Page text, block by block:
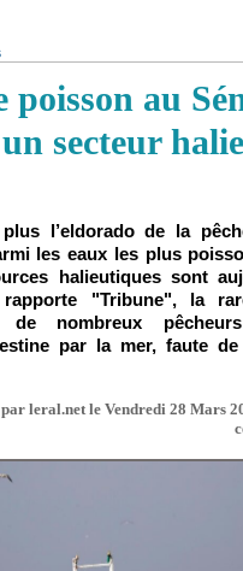
poisson au
secteur
l’eldorado de la
les eaux les plus
halieutiques sont
"Tribune", la
de nombreux
par la mer, faute
leral.net le Vendredi 28 Mars